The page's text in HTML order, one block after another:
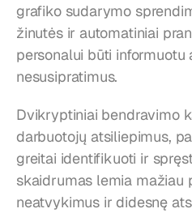
grafiko sudarymo
žinutės ir automatiniai
personalui būti
nesusipratimus.
Dvikryptiniai bendravimo
darbuotojų atsiliepimus,
greitai identifikuoti ir
skaidrumas lemia mažiau
neatvykimus ir didesnę